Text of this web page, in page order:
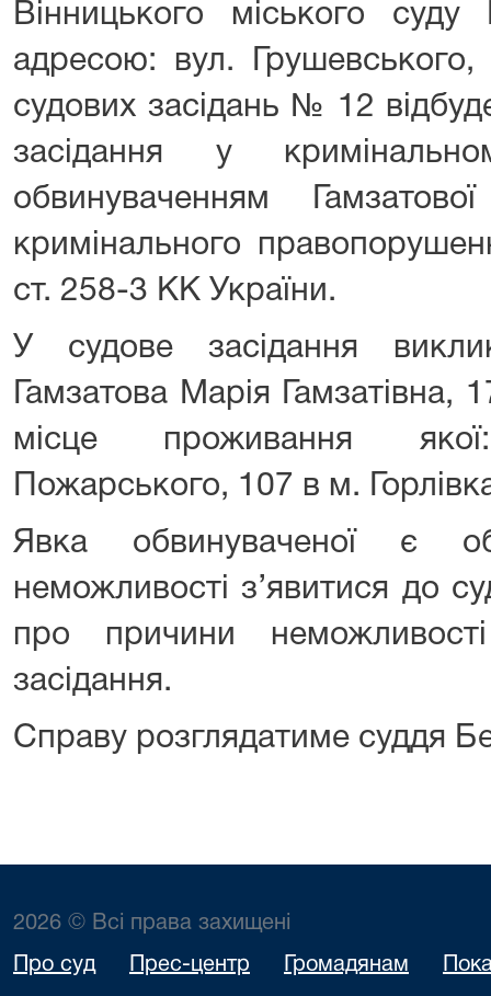
Вінницького міського суду
адресою: вул.
судових засідань № 12
засідання у
обвинуваченням
кримінального
ст. 258-3 КК України.
У судове засідання
Гамзатова Марія Гамзатівна,
місце проживання
Пожарського, 107 в м.
Явка обвинуваченої є
неможливості з’явитися до
про причини
засідання.
Справу розглядатиме суддя
2026 © Всі права захищені
Про суд Прес-центр Громадянам